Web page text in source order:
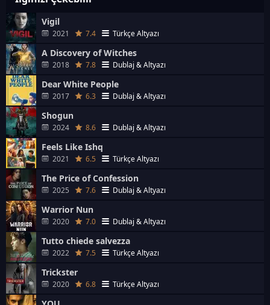
Vigil
2021 7.4 Türkçe Altyazı
A Discovery of Witches
2018 7.8 Dublaj & Altyazı
Dear White People
2017 6.3 Dublaj & Altyazı
Shogun
2024 8.6 Dublaj & Altyazı
Feels Like Ishq
2021 6.5 Türkçe Altyazı
The Price of Confession
2025 7.6 Dublaj & Altyazı
Warrior Nun
2020 7.0 Dublaj & Altyazı
Tutto chiede salvezza
2022 7.5 Türkçe Altyazı
Trickster
2020 6.8 Türkçe Altyazı